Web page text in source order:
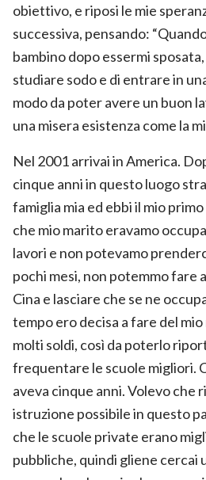
obiettivo, e riposi le mie
successiva, pensando:
bambino dopo essermi
studiare sodo e di entrare in
modo da poter avere un buon
una misera esistenza come la
Nel 2001 arrivai in America.
cinque anni in questo luogo
famiglia mia ed ebbi il mio
che mio marito eravamo
lavori e non potevamo
pochi mesi, non potemmo fare
Cina e lasciare che se ne
tempo ero decisa a fare del
molti soldi, così da poterlo
frequentare le scuole migliori.
aveva cinque anni. Volevo che
istruzione possibile in questo
che le scuole private erano
pubbliche, quindi gliene cercai